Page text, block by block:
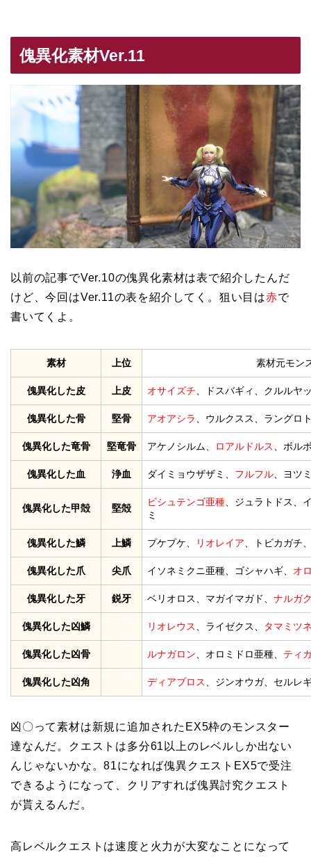
傀異化素材Ver.11
以前の記事でVer.10の傀異化素材は表で紹介したんだ
けど、今回はVer.11の表を紹介してく。狙い目は赤で
書いてくよ。
素材 上位 素材元モン
傀異化した皮 上皮 オサイズチ、ドスバギィ、クルルヤ
傀異化した骨 堅骨 アオアシラ、ウルクスス、ラングロ
傀異化した竜骨 堅竜骨 アケノシルム、 ロアルドルス、ボル
傀異化した血 浄血 ダイミョウザザミ、 フルフル、ヨツ
傀異化した甲殻 堅殻
ビシュテンゴ亜種、ジュラトドス、
ミ
傀異化した鱗 上鱗 プケプケ、 リオレイア、トビカガチ
傀異化した爪 尖爪 イソネミクニ亜種、ゴシャハギ、 オ
傀異化した牙 鋭牙 ベリオロス、マガイマガド、 ナルガ
傀異化した凶鱗 リオレウス、ライゼクス、 タマミツ
傀異化した凶骨 ルナガロン、オロミドロ亜種、 ティ
傀異化した凶角 ディアブロス、ジンオウガ、セルレ
凶〇って素材は新規に追加されたEX5枠のモンスター
達なんだ。クエストは多分61以上のレベルしか出ない
んじゃないかな。81になれば傀異クエストEX5で受注
できるようになって、クリアすれば傀異討究クエスト
が貰えるんだ。
高レベルクエストは速度と火力が大変なことになって